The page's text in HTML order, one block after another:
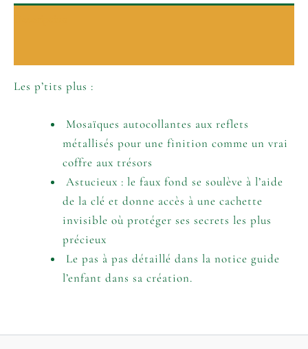
Les p’tits plus :
Mosaïques autocollantes aux reflets
métallisés pour une finition comme un vrai
coffre aux trésors
Astucieux : le faux fond se soulève à l’aide
de la clé et donne accès à une cachette
invisible où protéger ses secrets les plus
précieux
Le pas à pas détaillé dans la notice guide
l’enfant dans sa création.